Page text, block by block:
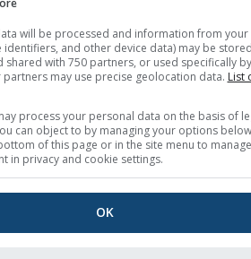
შექმენით ახალი
მეტი ინფორმაცია
will be processed and information from your
identifiers, and other device data) may be
shared with 750 partners, or used specifically
partners may use precise geolocation data. List
process your personal data on the basis of
can object to by managing your options
of this page or in the site menu to
in privacy and cookie settings.
OK